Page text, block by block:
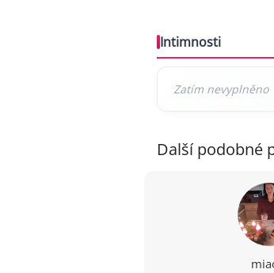
Intimnosti
Další podobné